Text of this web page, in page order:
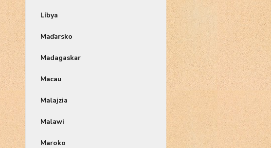
Líbya
Maďarsko
Madagaskar
Macau
Malajzia
Malawi
Maroko